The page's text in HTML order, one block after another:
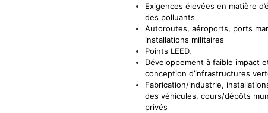
Exigences élevées en matière
des polluants
Autoroutes, aéroports, ports
installations militaires
Points LEED.
Développement à faible impact
conception d’infrastructures
Fabrication/industrie,
des véhicules, cours/dépôts
privés